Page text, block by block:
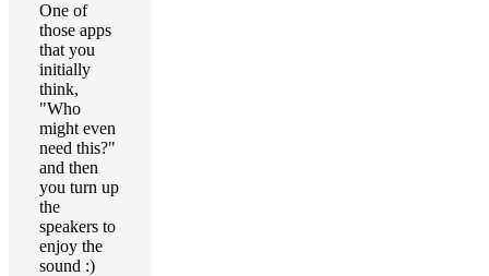
One of
those apps
that you
initially
think,
"Who
might even
need this?"
and then
you turn up
the
speakers to
enjoy the
sound :)